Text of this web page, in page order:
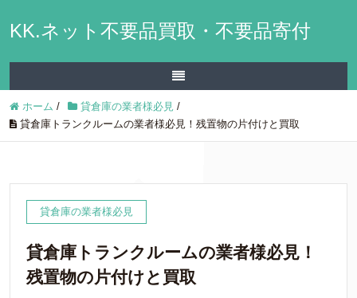
KK.ネット不要品買取・不要品寄付
ホーム / 貸倉庫の業者様必見 /
貸倉庫トランクルームの業者様必見！残置物の片付けと買取
貸倉庫の業者様必見
貸倉庫トランクルームの業者様必見！
残置物の片付けと買取